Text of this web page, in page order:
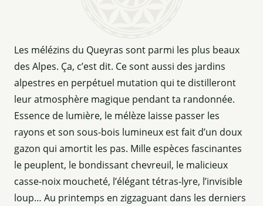
Les mélézins du Queyras sont parmi les plus beaux
des Alpes. Ça, c’est dit. Ce sont aussi des jardins
alpestres en perpétuel mutation qui te distilleront
leur atmosphère magique pendant ta randonnée.
Essence de lumière, le mélèze laisse passer les
rayons et son sous-bois lumineux est fait d’un doux
gazon qui amortit les pas. Mille espèces fascinantes
le peuplent, le bondissant chevreuil, le malicieux
casse-noix moucheté, l’élégant tétras-lyre, l’invisible
loup… Au printemps en zigzaguant dans les derniers